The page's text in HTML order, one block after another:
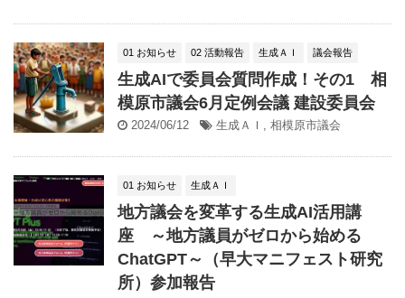
01 お知らせ 02 活動報告 生成ＡＩ 議会報告
生成AIで委員会質問作成！その1 相
模原市議会6月定例会議 建設委員会
2024/06/12 生成ＡＩ , 相模原市議会
01 お知らせ 生成ＡＩ
地方議会を変革する生成AI活用講
座 ～地方議員がゼロから始める
ChatGPT～（早大マニフェスト研究
所）参加報告